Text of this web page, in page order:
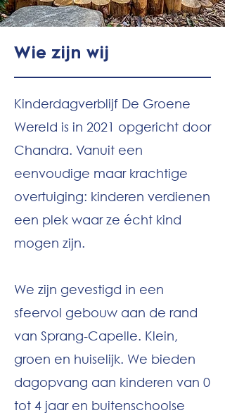
Wie zijn wij
Kinderdagverblijf De Groene
Wereld is in 2021 opgericht door
Chandra. Vanuit een
eenvoudige maar krachtige
overtuiging: kinderen verdienen
een plek waar ze écht kind
mogen zijn.
We zijn gevestigd in een
sfeervol gebouw aan de rand
van Sprang-Capelle. Klein,
groen en huiselijk. We bieden
dagopvang aan kinderen van 0
tot 4 jaar en buitenschoolse